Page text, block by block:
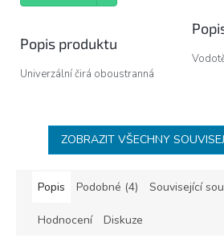
Popis produktu
Univerzální čirá oboustranná
přilne k povrchovým
nerovnostem. Lepí ke všem
přilnavostí a odolností vůči
Nahrazuje tavné lepidlo.
tahu,
ZOBRAZIT VŠECHNY
Popis Podobné (4) Související
Hodnocení Diskuze